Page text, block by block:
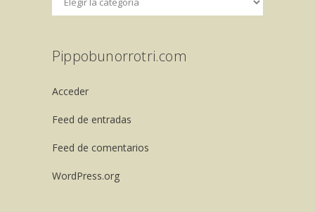
Pippobunorrotri.com
Acceder
Feed de entradas
Feed de comentarios
WordPress.org